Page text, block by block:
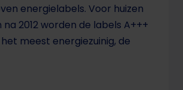
energielabels. Voor huizen
2012 worden de labels A+++
meest energiezuinig, de